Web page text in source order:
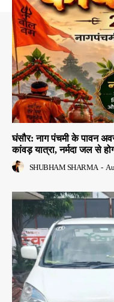
घंसौर: नाग पंचमी के पावन
कांवड़ यात्रा, नर्मदा जल से
SHUBHAM SHARMA -